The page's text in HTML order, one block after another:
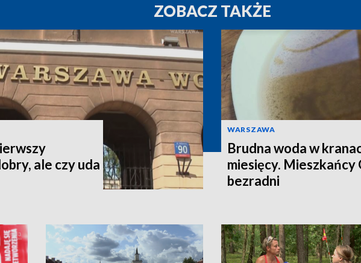
ZOBACZ TAKŻE
ale czy uda
WARSZAWA
Brudna woda w
miesięcy. Mieszkańcy
bezradni